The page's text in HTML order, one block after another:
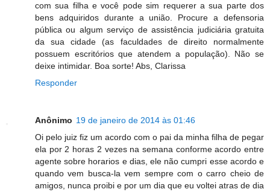
com sua filha e você pode sim requerer a sua parte dos
bens adquiridos durante a união. Procure a defensoria
pública ou algum serviço de assistência judiciária gratuita
da sua cidade (as faculdades de direito normalmente
possuem escritórios que atendem a população). Não se
deixe intimidar. Boa sorte! Abs, Clarissa
Responder
Anônimo 19 de janeiro de 2014 às 01:46
Oi pelo juiz fiz um acordo com o pai da minha filha de pegar
ela por 2 horas 2 vezes na semana conforme acordo entre
agente sobre horarios e dias, ele não cumpri esse acordo e
quando vem busca-la vem sempre com o carro cheio de
amigos, nunca proibi e por um dia que eu voltei atras de dia